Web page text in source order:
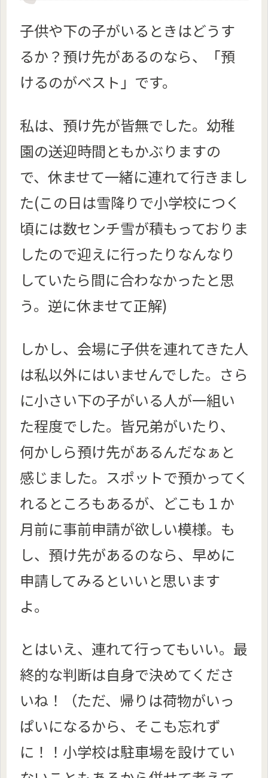
子供や下の子がいるときはどうす
るか？ 預け先があるのなら、「預
けるのがベスト」です。
私は、預け先が皆無でした。幼稚
園の送迎時間ともかぶりますの
で、休ませて一緒に連れて行きまし
た(この日は雪降りで小学校につく
頃には数センチ雪が積もっておりま
したので迎えに行ったりなんなり
していたら間に合わなかったと思
う。逆に休ませて正解)
しかし、会場に子供を連れてきた人
は私以外にはいませんでした。さら
に小さい下の子がいる人が一組い
た程度でした。皆兄弟がいたり、
何かしら預け先があるんだなぁと
感じました。スポットで預かってく
れるところもあるが、どこも１か
月前に事前申請が欲しい模様。も
し、預け先があるのなら、早めに
申請してみるといいと思います
よ。
とはいえ、連れて行ってもいい。最
終的な判断は自身で決めてくださ
いね！（ただ、帰りは荷物がいっ
ぱいになるから、そこも忘れず
に！！小学校は駐車場を設けてい